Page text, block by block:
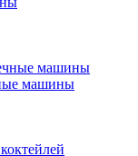
машины
машины